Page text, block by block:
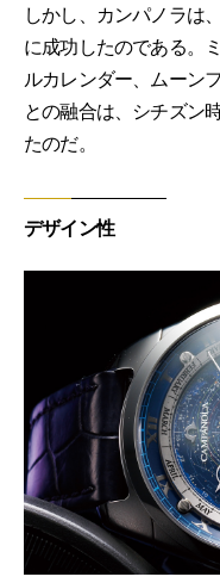
しかし、カンパノラは
に成功したのである。
ルカレンダー、ムーン
との融合は、シチズン
たのだ。
デザイン性